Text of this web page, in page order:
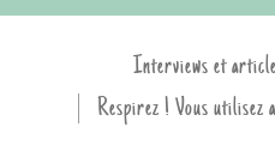
Interviews et
Respirez ! Vous utilisez